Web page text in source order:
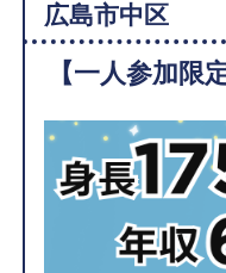
広島市中区
【一人参加